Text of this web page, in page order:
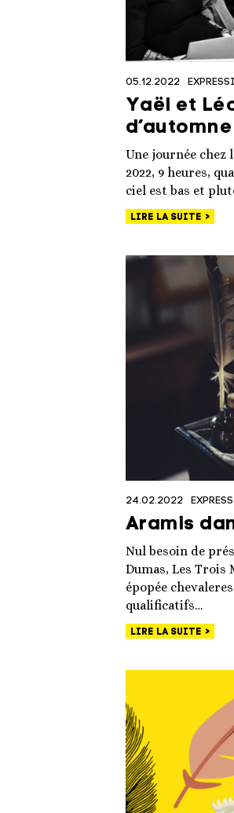
05.12.2022
Yaël et
Une journée chez
2022, 9 heures,
ciel est bas et
LIRE LA SUITE
24.02.2022
Aramis
Nul besoin de
Dumas, Les Trois
épopée
qualificatifs…
LIRE LA SUITE